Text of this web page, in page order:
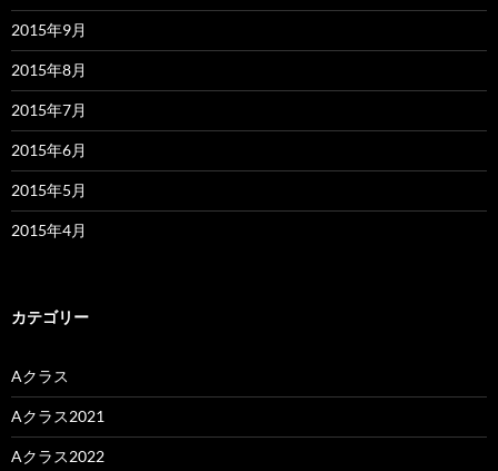
2015年9月
2015年8月
2015年7月
2015年6月
2015年5月
2015年4月
カテゴリー
Aクラス
Aクラス2021
Aクラス2022